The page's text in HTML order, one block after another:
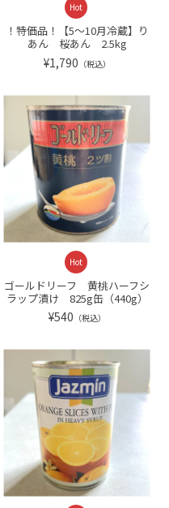
Hot
！特価品！【5～10月冷蔵】り
あん 桜あん 2.5kg
¥1,790 （税込）
Hot
ゴールドリーフ 黄桃ハーフシ
ラップ漬け 825g缶（440g）
¥540 （税込）